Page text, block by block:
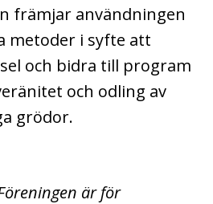
främjar användningen
metoder i syfte att
och bidra till program
och odling av
grödor.
är för